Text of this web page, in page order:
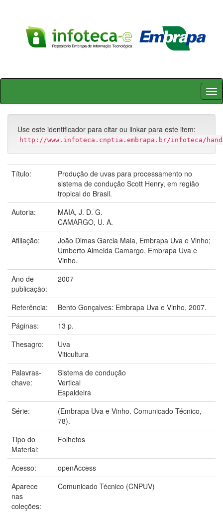
Skip
Use este identificador para citar ou linkar para este item:
http://www.infoteca.cnptia.embrapa.br/infoteca/
Título:
Produção de uvas para processamento no
sistema de condução Scott Henry, em região
tropical do Brasil.
Autoria:
MAIA, J. D. G.
CAMARGO, U. A.
Afiliação:
João Dimas Garcia Maia, Embrapa Uva e Vinho;
Umberto Almeida Camargo, Embrapa Uva e
Vinho.
Ano de
publicação:
2007
Referência:
Bento Gonçalves: Embrapa Uva e Vinho, 2007.
Páginas:
13 p.
Thesagro:
Uva
Viticultura
Palavras-
chave:
Sistema de condução
Vertical
Espaldeira
Série:
(Embrapa Uva e Vinho. Comunicado Técnico,
78).
Tipo do
Material:
Folhetos
Acesso:
openAccess
Aparece
nas
coleções:
Comunicado Técnico (CNPUV)